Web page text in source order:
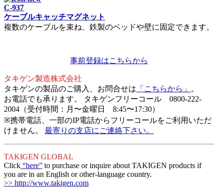
C-937
ケーブルキャッチマグネット
複数のケーブルを束ね、鉄製のベッドや壁に固定できます。
事前登録はこちらから
タキゲン製造株式会社
タキゲンの製品のご購入、お問合せは 「こちらから」
。
お電話でも承ります。 タキゲンフリーコール 0800-222-
2004（受付時間：月〜金曜日 8:45〜17:30）
※携帯電話、一部のIP電話からフリーコールをご利用いただ
けません。 最寄りの支店にご連絡下さい。
TAKIGEN GLOBAL
Click “here” to purchase or inquire about TAKIGEN products if
you are in an English or other-language country.
>> http://www.takigen.com